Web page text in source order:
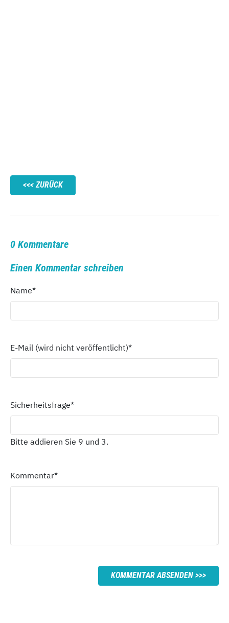
ZURÜCK
0 Kommentare
Einen Kommentar schreiben
Name*
E-Mail (wird nicht veröffentlicht)*
Sicherheitsfrage*
Bitte addieren Sie 9 und 3.
Kommentar*
KOMMENTAR ABSENDEN